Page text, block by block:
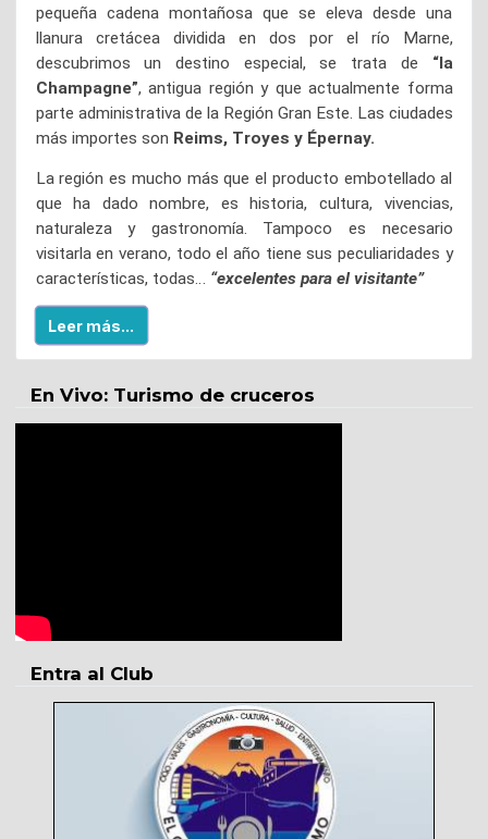
pequeña cadena montañosa que se eleva desde una
llanura cretácea dividida en dos por el río Marne,
descubrimos un destino especial, se trata de “la
Champagne”, antigua región y que actualmente forma
parte administrativa de la Región Gran Este. Las ciudades
más importes son Reims, Troyes y Épernay.
La región es mucho más que el producto embotellado al
que ha dado nombre, es historia, cultura, vivencias,
naturaleza y gastronomía. Tampoco es necesario
visitarla en verano, todo el año tiene sus peculiaridades y
características, todas… “excelentes para el visitante”
Leer más...
En Vivo: Turismo de cruceros
Entra al Club